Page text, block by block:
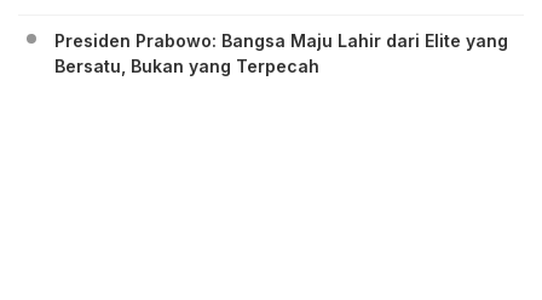
Presiden Prabowo: Bangsa Maju Lahir dari Elite yang
Bersatu, Bukan yang Terpecah